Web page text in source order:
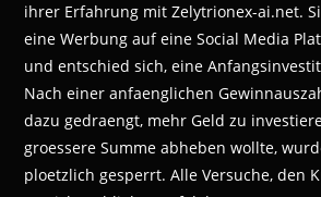
ihrer Erfahrung mit Zelytrionex-ai.net.
eine Werbung auf eine Social Media
und entschied sich, eine
Nach einer anfaenglichen
dazu gedraengt, mehr Geld zu
groessere Summe abheben wollte,
ploetzlich gesperrt. Alle Versuche, den